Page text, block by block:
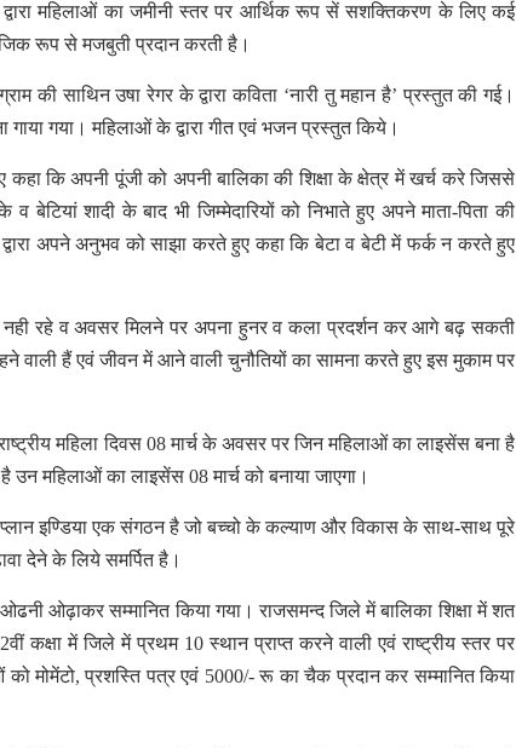
द्वारा महिलाओं का जमीनी स्तर पर आर्थिक रूप सें सशक्तिकरण के लिए कई
रूप से मजबुती प्रदान करती है।
की साथिन उषा रेगर के द्वारा कविता ‘नारी तु महान है’ प्रस्तुत की गई।
गया। महिलाओं के द्वारा गीत एवं भजन प्रस्तुत किये।
कहा कि अपनी पूंजी को अपनी बालिका की शिक्षा के क्षेत्र में खर्च करे जिससे
शादी के बाद भी जिम्मेदारियों को निभाते हुए अपने माता-पिता की
अपने अनुभव को साझा करते हुए कहा कि बेटा व बेटी में फर्क न करते हुए
नही रहे व अवसर मिलने पर अपना हुनर व कला प्रदर्शन कर आगे बढ़ सकती
वाली हैं एवं जीवन में आने वाली चुनौतियों का सामना करते हुए इस मुकाम पर
महिला दिवस 08 मार्च के अवसर पर जिन महिलाओं का लाइसेंस बना है
महिलाओं का लाइसेंस 08 मार्च को बनाया जाएगा।
प्लान इण्डिया एक संगठन है जो बच्चो के कल्याण और विकास के साथ-साथ पूरे
देने के लिये समर्पित है।
ओढ़ाकर सम्मानित किया गया। राजसमन्द जिले में बालिका शिक्षा में शत
कक्षा में जिले में प्रथम 10 स्थान प्राप्त करने वाली एवं राष्ट्रीय स्तर पर
को मोमेंटो, प्रशस्ति पत्र एवं 5000/- रू का चैक प्रदान कर सम्मानित किया